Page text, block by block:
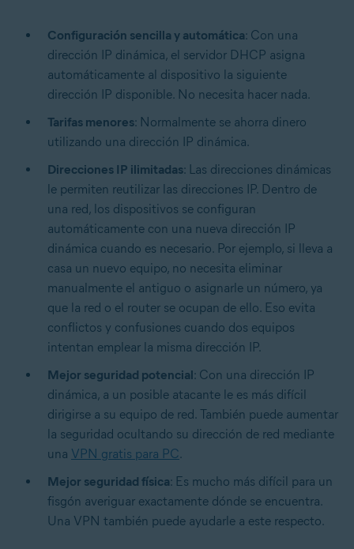
Configuración sencilla y automática: Con una
dirección IP dinámica, el servidor DHCP asigna
automáticamente al dispositivo la siguiente
dirección IP disponible. No necesita hacer nada.
Tarifas menores: Normalmente se ahorra dinero
utilizando una dirección IP dinámica.
Direcciones IP ilimitadas: Las direcciones dinámicas
le permiten reutilizar las direcciones IP. Dentro de
una red, los dispositivos se configuran
automáticamente con una nueva dirección IP
dinámica cuando es necesario. Por ejemplo, si lleva a
casa un nuevo equipo, no necesita eliminar
manualmente el antiguo o asignarle un número, ya
que la red o el router se ocupan de ello. Eso evita
conflictos y confusiones cuando dos equipos
intentan emplear la misma dirección IP.
Mejor seguridad potencial: Con una dirección IP
dinámica, a un posible atacante le es más difícil
dirigirse a su equipo de red. También puede aumentar
la seguridad ocultando su dirección de red mediante
una VPN gratis para PC.
Mejor seguridad física: Es mucho más difícil para un
fisgón averiguar exactamente dónde se encuentra.
Una VPN también puede ayudarle a este respecto.